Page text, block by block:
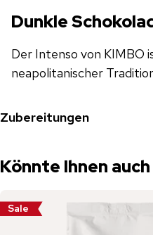
Dunkle
Der Intenso von KIMBO
neapolitanischer
Zubereitungen
Könnte Ihnen
Sale